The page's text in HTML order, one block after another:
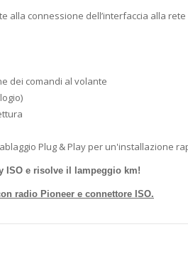
alla connessione dell’interfaccia alla rete
dei comandi al volante
Plug & Play per un'installazione
ISO e risolve il lampeggio km!
radio Pioneer e connettore ISO.